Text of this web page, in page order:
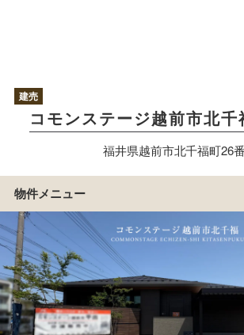
建売
コモンステージ越前市北千
福井県越前市北千福町26
物件メニュー
P
報
周辺
マッ
プ
まち
の紹
介
積水ハウスのすまい
づくり
物